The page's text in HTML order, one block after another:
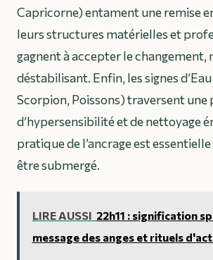
Capricorne) entament une remise
leurs structures matérielles et
gagnent à accepter le changement,
déstabilisant. Enfin, les signes
Scorpion, Poissons) traversent une
d’hypersensibilité et de nettoyage
pratique de l’ancrage est
être submergé.
LIRE AUSSI 22h11 : signification
message des anges et rituels